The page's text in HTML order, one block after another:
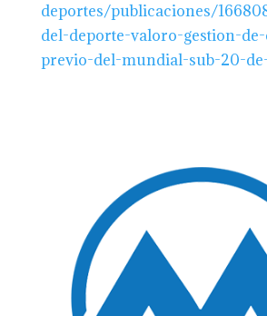
deportes/publicaciones/
del-deporte-valoro-gestion-
previo-del-mundial-sub-20-